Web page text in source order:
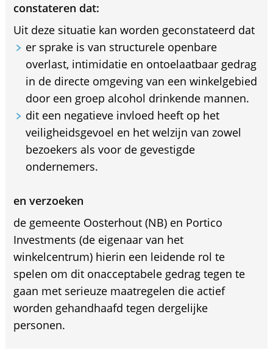
constateren dat:
Uit deze situatie kan worden geconstateerd dat
er sprake is van structurele openbare
overlast, intimidatie en ontoelaatbaar gedrag
in de directe omgeving van een winkelgebied
door een groep alcohol drinkende mannen.
dit een negatieve invloed heeft op het
veiligheidsgevoel en het welzijn van zowel
bezoekers als voor de gevestigde
ondernemers.
en verzoeken
de gemeente Oosterhout (NB) en Portico
Investments (de eigenaar van het
winkelcentrum) hierin een leidende rol te
spelen om dit onacceptabele gedrag tegen te
gaan met serieuze maatregelen die actief
worden gehandhaafd tegen dergelijke
personen.